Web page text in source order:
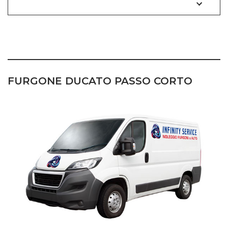
FURGONE DUCATO PASSO CORTO